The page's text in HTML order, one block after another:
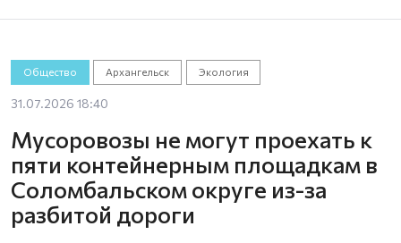
Общество Архангельск Экология
31.07.2026 18:40
Мусоровозы не могут проехать к
пяти контейнерным площадкам в
Соломбальском округе из-за
разбитой дороги